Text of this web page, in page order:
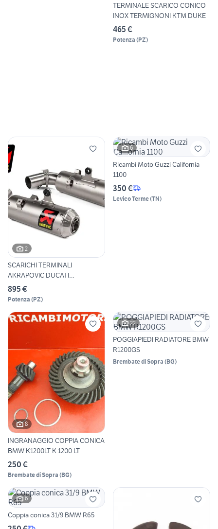
TERMINALE SCARICO CONICO
INOX TERMIGNONI KTM DUKE
465 €
Potenza (PZ)
2
SCARICHI TERMINALI
AKRAPOVIC DUCATI
HYPERMOTARD 95
895 €
Potenza (PZ)
6
Ricambi Moto Guzzi California
1100
350 €
Levico Terme(TN)
8
INGRANAGGIO COPPIA CONICA
BMW K1200LT K 1200 LT
250 €
Brembate di Sopra (BG)
22
POGGIAPIEDI RADIATORE BMW
R1200GS
Brembate di Sopra (BG)
6
Coppia conica 31/9 BMW R65